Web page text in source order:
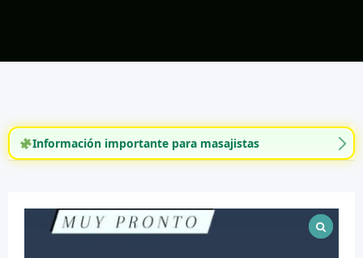
Información importante para masajistas